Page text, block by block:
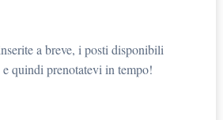
a breve, i posti disponibili
quindi prenotatevi in tempo!